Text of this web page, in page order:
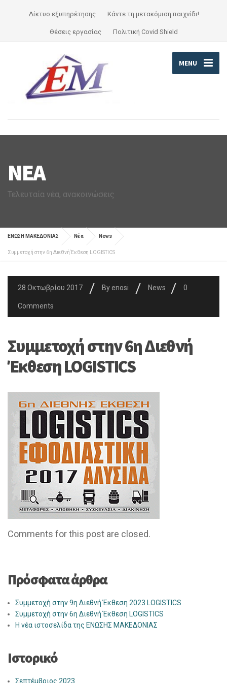
Δίκτυο εξυπηρέτησης Κάντε τη μετακόμιση παιχνίδι!
Θέσεις εργασίας Πολιτική Covid Shield
MENU
ΝΈΑ
Τελευταία νέα, ανακοινώσεις
ΕΝΩΣΗ ΜΑΚΕΔΟΝΙΑΣ Νέα News
Συμμετοχή στην 6η Διεθνή Έκθεση LOGISTICS
28 Οκτωβρίου 2017 / Byenosi / News / 0
Comments
Συμμετοχή στην 6η Διεθνή
Έκθεση LOGISTICS
Comments for this post are closed.
Πρόσφατα άρθρα
Συμμετοχή στην 9η Διεθνή Έκθεση 2023 LOGISTICS
Συμμετοχή στην 6η Διεθνή Έκθεση LOGISTICS
Η νέα ιστοσελίδα της ΕΝΩΣΗΣ ΜΑΚΕΔΟΝΙΑΣ
Ιστορικό
Σεπτέμβριος 2023